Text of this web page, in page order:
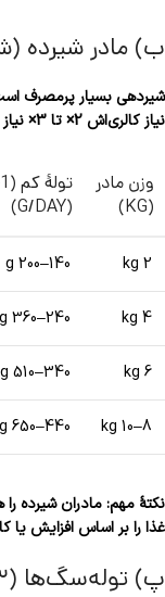
ب) مادر شیرده
نیاز کالری‌اش 2× تا 3× نیاز پایه شود.
وزن مادر
(KG)
(G/DAY)
2 kg
140–200 g
4 kg
240–360 g
6 kg
340–510 g
8–10 kg
440–650 g
نکتهٔ مهم: مادران شیرده
غذا را بر اساس افزایش
پ) توله‌سگ‌ها (۳–۸ هفته) — مرحلهٔ از شیر گرفتن